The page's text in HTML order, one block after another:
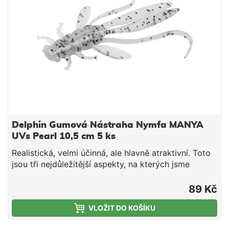
Delphin Gumová Nástraha Nymfa MANYA
UVs Pearl 10,5 cm 5 ks
Realistická, velmi účinná, ale hlavně atraktivní. Toto
jsou tři nejdůležitější aspekty, na kterých jsme
Inspirovali jsme se reálnými druhy hmyzu a vytvořili
ten vlastní, který poblázní každého predátora. Tělo
nymfy je vymodelováno s těmi nejmenšími detaily
jako jsou chloupky na nožičkách či vystouplé oči.
89 Kč
VLOŽIT DO KOŠÍKU